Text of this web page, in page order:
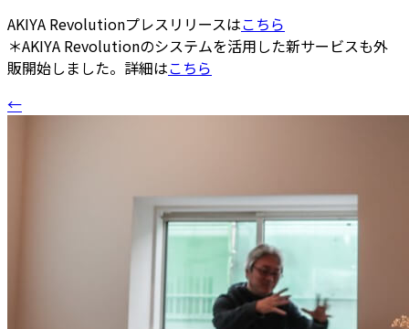
AKIYA Revolutionプレスリリースはこちら
＊AKIYA Revolutionのシステムを活用した新サービスも外
販開始しました。詳細はこちら
←